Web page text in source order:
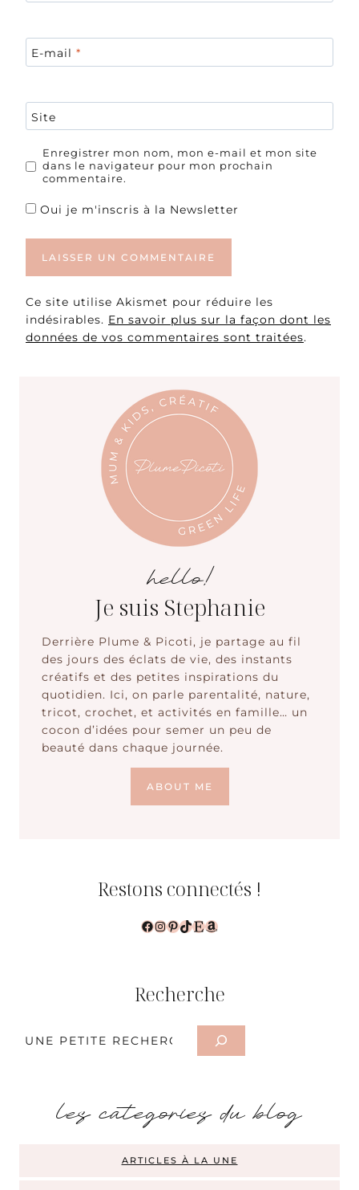
E-mail *
Site
Enregistrer mon nom, mon e-mail et mon site
dans le navigateur pour mon prochain
commentaire.
Oui je m'inscris à la Newsletter
Ce site utilise Akismet pour réduire les
indésirables. En savoir plus sur la façon dont les
données de vos commentaires sont traitées.
hello!
Je suis Stephanie
Derrière Plume & Picoti, je partage au fil
des jours des éclats de vie, des instants
créatifs et des petites inspirations du
quotidien. Ici, on parle parentalité, nature,
tricot, crochet, et activités en famille… un
cocon d’idées pour semer un peu de
beauté dans chaque journée.
ABOUT ME
Restons connectés !
Facebook
Instagram
Pinterest
TikTok
EtsyAmazon
Recherche
Rechercher
les categories du blog
ARTICLES À LA UNE